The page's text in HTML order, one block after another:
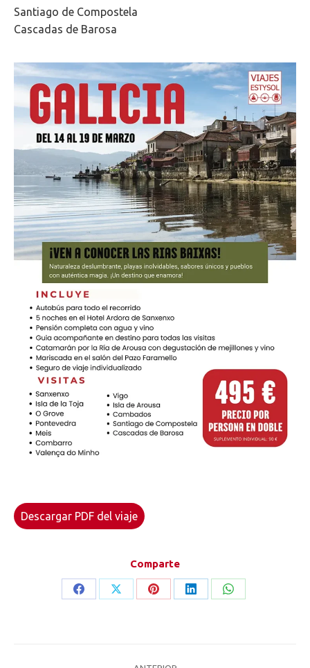
Santiago de Compostela
Cascadas de Barosa
Descargar PDF del viaje
Comparte
Share
Share
Share
Share
Share
Navegación